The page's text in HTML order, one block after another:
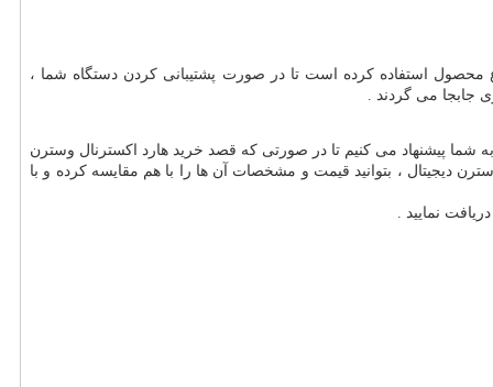
محصول استفاده کرده است تا در صورت پشتیبانی کردن دستگاه شما ،
جابجا می گردند .
شما پیشنهاد می کنیم تا در صورتی که قصد خرید هارد اکسترنال وسترن
دیجیتال ، بتوانید قیمت و مشخصات آن ها را با هم مقایسه کرده و با
نمایید .